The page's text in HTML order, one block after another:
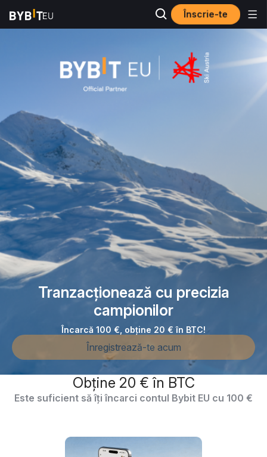
Înscrie-te
Tranzacționează cu precizia
campionilor
Încarcă 100 €, obține 20 € în BTC!
Înregistrează-te acum
Obține 20 € în BTC
Este suficient să îți încarci contul Bybit EU cu 100 €